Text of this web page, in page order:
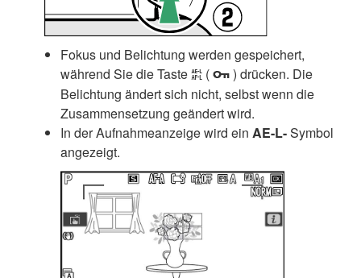
Fokus und Belichtung werden gespeichert,
während Sie die Taste A ( g ) drücken. Die
Belichtung ändert sich nicht, selbst wenn die
Zusammensetzung geändert wird.
In der Aufnahmeanzeige wird ein AE-L-Symbol
angezeigt.